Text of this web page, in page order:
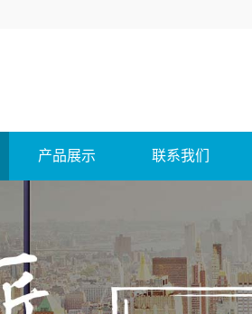
产品展示 联系我们